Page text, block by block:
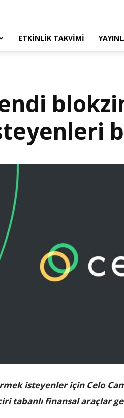
ETKINLIK TAKVIMI
isteyenler için Celo
tabanlı finansal araçlar